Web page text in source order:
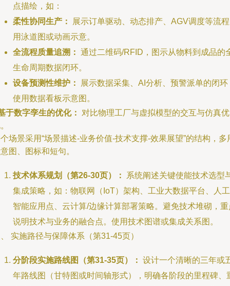
点描绘，如：
柔性协同生产：
展示订单驱动、动态排产、AGV调度等流
用泳道图或动画示意。
全流程质量追溯： 通过二维码/RFID，图示从物料到成品的
生命周期数据闭环。
设备预测性维护：
展示数据采集、AI分析、预警派单的闭环
使用数据看板示意图。
于数字孪生的优化：
对比物理工厂与虚拟模型的交互与仿真优
场景采用“场景描述-业务价值-技术支撑-效果展望”的结构，多
图、图标和短句。
技术体系规划（第26-30页）：
系统阐述关键使能技术选型
集成策略，如：物联网（IoT）架构、工业大数据平台、人工
智能应用点、云计算/边缘计算部署策略。避免技术堆砌，重
说明技术与业务的融合点。使用技术图谱或集成关系图。
实施路径与保障体系（第31-45页）
分阶段实施路线图（第31-35页）： 设计一个清晰的三年或
年路线图（甘特图或时间轴形式），明确各阶段的里程碑、